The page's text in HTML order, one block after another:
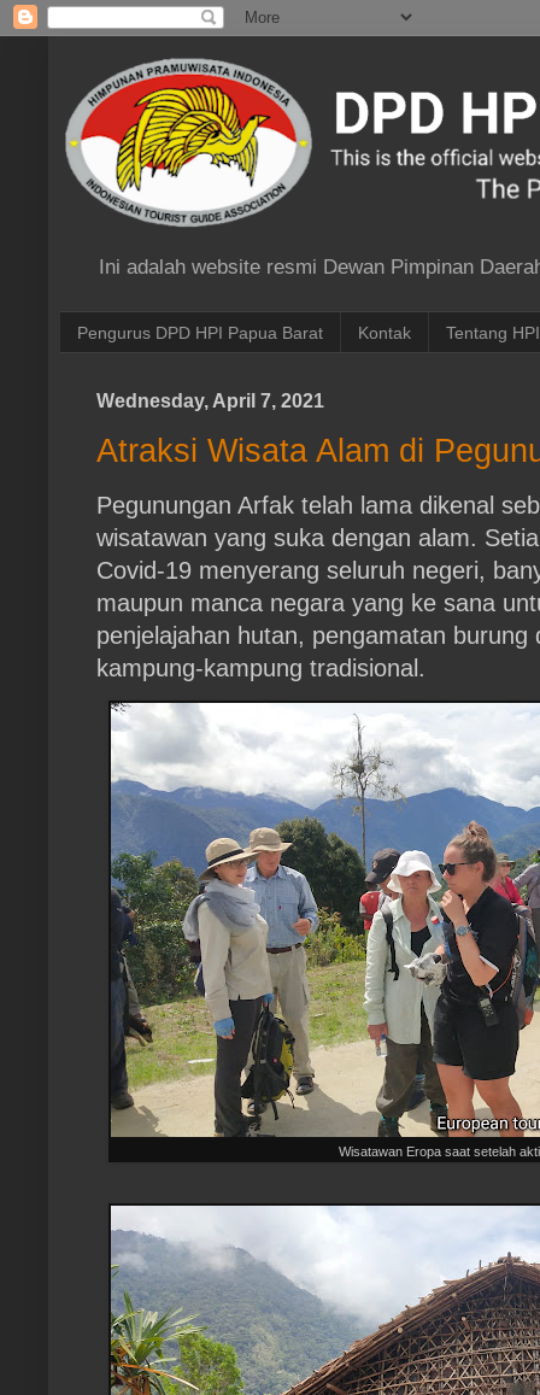
Ini adalah website resmi Dewan Pimpinan
Pengurus DPD HPI Papua Barat Kontak Tentang HPI
Wednesday, April 7, 2021
Atraksi Wisata Alam di
Pegunungan Arfak telah lama dikenal
wisatawan yang suka dengan alam.
Covid-19 menyerang seluruh negeri,
maupun manca negara yang ke sana
penjelajahan hutan, pengamatan
kampung-kampung tradisional.
Wisatawan Eropa saat setelah